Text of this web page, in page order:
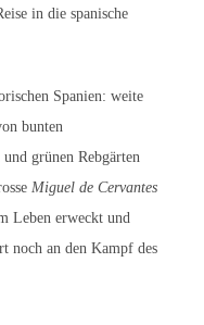
in die spanische
Spanien: weite
bunten
grünen Rebgärten
Miguel de Cervantes
Leben erweckt und
noch an den Kampf des